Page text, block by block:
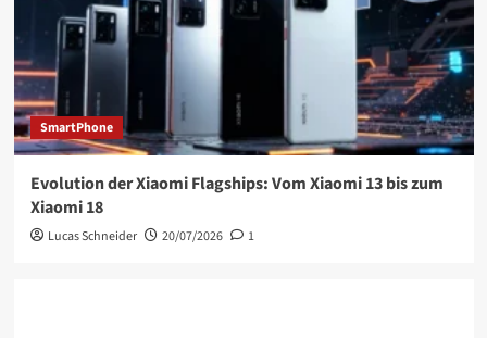
SmartPhone
Evolution der Xiaomi Flagships: Vom Xiaomi 13 bis zum
Xiaomi 18
Lucas Schneider 20/07/2026 1